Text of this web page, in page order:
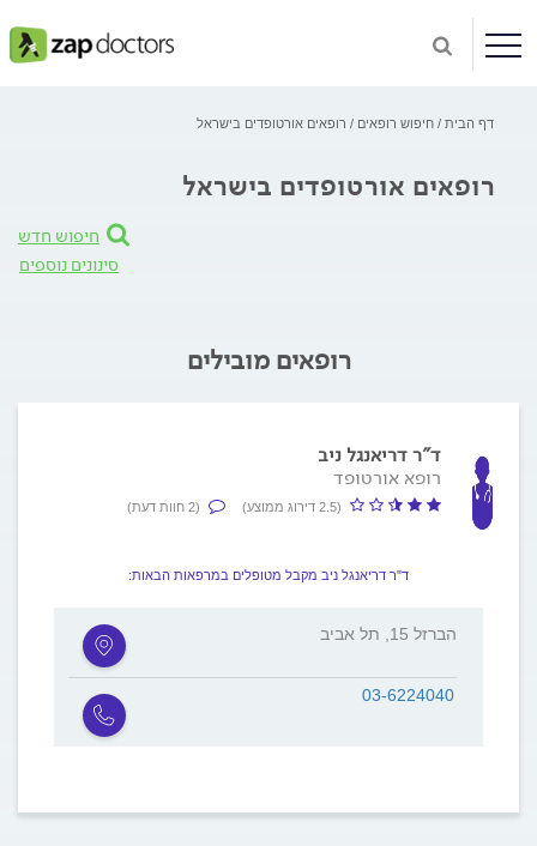
דף הבית חיפוש רופאים רופאים אורטופדים בישראל
רופאים אורטופדים בישראל
חיפוש חדש
סינונים נוספים
רופאים מובילים
ד"ר דריאנגל ניב
רופא אורטופד
(2.5 דירוג ממוצע) (2 חוות דעת)
ד"ר דריאנגל ניב מקבל מטופלים במרפאות הבאות:
הברזל 15, תל אביב
03-6224040